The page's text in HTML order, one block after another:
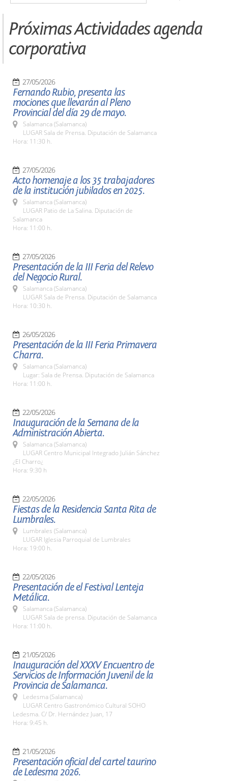
Próximas Actividades agenda
corporativa
27/05/2026
Fernando Rubio, presenta las
mociones que llevarán al Pleno
Provincial del día 29 de mayo.
Salamanca (Salamanca)
LUGAR Sala de Prensa. Diputación de Salamanca
Hora: 11:30 h.
27/05/2026
Acto homenaje a los 35 trabajadores
de la institución jubilados en 2025.
Salamanca (Salamanca)
LUGAR Patio de La Salina. Diputación de
Salamanca
Hora: 11:00 h.
27/05/2026
Presentación de la III Feria del Relevo
del Negocio Rural.
Salamanca (Salamanca)
LUGAR Sala de Prensa. Diputación de Salamanca
Hora: 10:30 h.
26/05/2026
Presentación de la III Feria Primavera
Charra.
Salamanca (Salamanca)
Lugar: Sala de Prensa. Diputación de Salamanca
Hora: 11:00 h.
22/05/2026
Inauguración de la Semana de la
Administración Abierta.
Salamanca (Salamanca)
LUGAR Centro Municipal Integrado Julián Sánchez
¿El Charro¿
Hora: 9:30 h
22/05/2026
Fiestas de la Residencia Santa Rita de
Lumbrales.
Lumbrales (Salamanca)
LUGAR Iglesia Parroquial de Lumbrales
Hora: 19:00 h.
22/05/2026
Presentación de el Festival Lenteja
Metálica.
Salamanca (Salamanca)
LUGAR Sala de prensa. Diputación de Salamanca
Hora: 11:00 h.
21/05/2026
Inauguración del XXXV Encuentro de
Servicios de Información Juvenil de la
Provincia de Salamanca.
Ledesma (Salamanca)
LUGAR Centro Gastronómico Cultural SOHO
Ledesma. C/ Dr. Hernández Juan, 17
Hora: 9:45 h.
21/05/2026
Presentación oficial del cartel taurino
de Ledesma 2026.